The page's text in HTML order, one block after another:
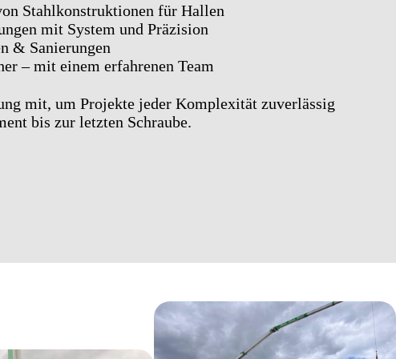
Stahlkonstruktionen für Hallen
mit System und Präzision
& Sanierungen
– mit einem erfahrenen Team
mit, um Projekte jeder Komplexität zuverlässig
bis zur letzten Schraube.